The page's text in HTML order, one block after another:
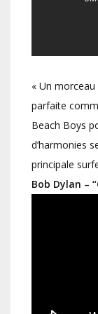
« Un
parfaite
Beach Boys
d’harmonies
principale
Bob Dylan –